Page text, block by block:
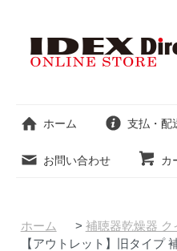
ホーム 支払・配
お問い合わせ カ
ホーム > 補聴器乾燥器 ク
【アウトレット】旧タイプ